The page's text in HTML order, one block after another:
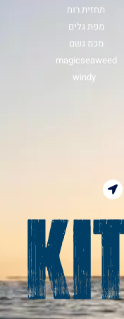
תחזית רוח
מפת גלים
מכמ גשם
magicseaweed
windy